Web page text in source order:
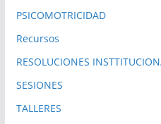
PSICOMOTRICIDAD
Recursos
RESOLUCIONES
SESIONES
TALLERES